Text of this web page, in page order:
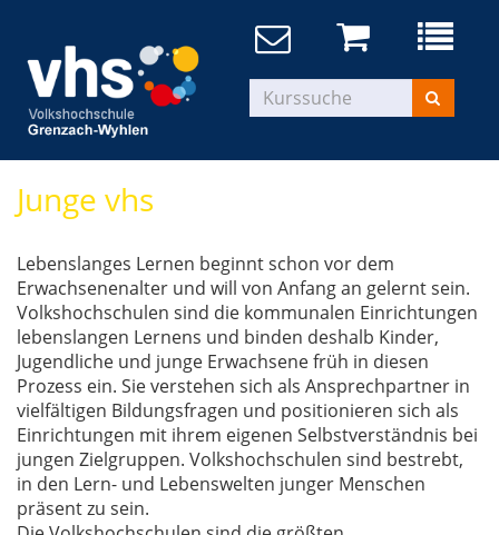
Junge vhs
Lebenslanges Lernen beginnt schon vor dem
Erwachsenenalter und will von Anfang an gelernt sein.
Volkshochschulen sind die kommunalen Einrichtungen
lebenslangen Lernens und binden deshalb Kinder,
Jugendliche und junge Erwachsene früh in diesen
Prozess ein. Sie verstehen sich als Ansprechpartner in
vielfältigen Bildungsfragen und positionieren sich als
Einrichtungen mit ihrem eigenen Selbstverständnis bei
jungen Zielgruppen. Volkshochschulen sind bestrebt,
in den Lern- und Lebenswelten junger Menschen
präsent zu sein.